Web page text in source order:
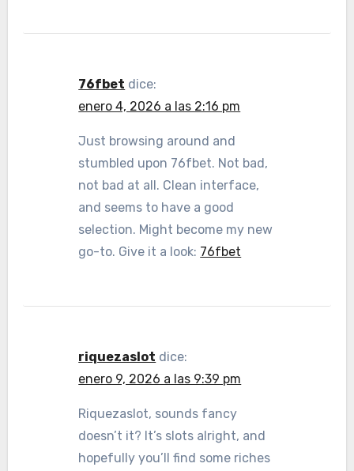
76fbet dice:
enero 4, 2026 a las 2:16 pm
Just browsing around and
stumbled upon 76fbet. Not bad,
not bad at all. Clean interface,
and seems to have a good
selection. Might become my new
go-to. Give it a look: 76fbet
riquezaslot dice:
enero 9, 2026 a las 9:39 pm
Riquezaslot, sounds fancy
doesn’t it? It’s slots alright, and
hopefully you’ll find some riches